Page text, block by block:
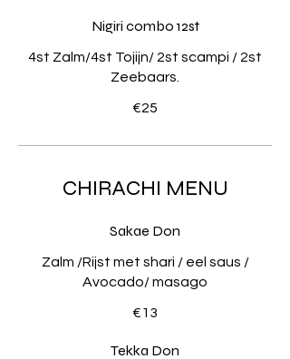
Nigiri combo 12st
4st Zalm/4st Tojijn/ 2st scampi / 2st
Zeebaars.
€25
CHIRACHI MENU
Sakae Don
Zalm /Rijst met shari / eel saus /
Avocado/ masago
€13
Tekka Don